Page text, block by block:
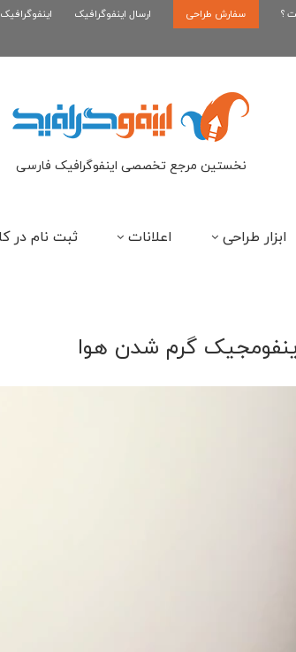
اینفوگرافیک رپر های فارسی نسل... ؟ سفارش طراحی ارسال اینفوگرافیک
نخستین مرجع تخصصی اینفوگرافیک فارسی
ابزار طراحی اعلانات ثبت نام در
گرم شدن هوا